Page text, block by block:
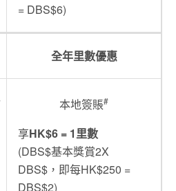
= DBS$6)
全年里數優惠
本地簽賬#
享HK$6 = 1里數
(DBS$基本獎賞2X
DBS$，即每HK$250 =
DBS$2)